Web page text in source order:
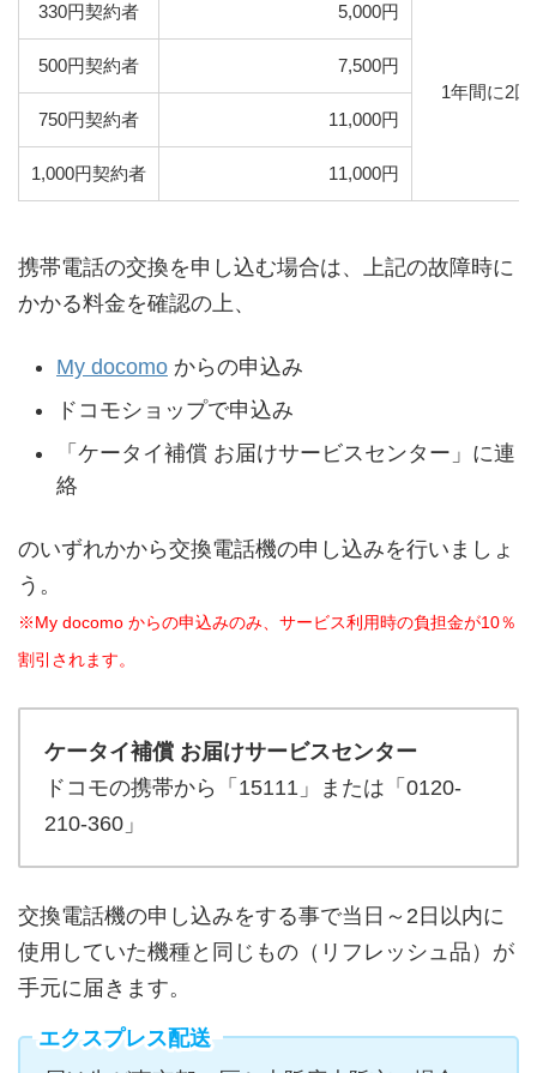
330円契約者 5,000円
1年間に2回
500円契約者 7,500円
750円契約者 11,000円
1,000円契約者 11,000円
携帯電話の交換を申し込む場合は、上記の故障時に
かかる料金を確認の上、
My docomo からの申込み
ドコモショップで申込み
「ケータイ補償 お届けサービスセンター」に連
絡
のいずれかから交換電話機の申し込みを行いましょ
う。
※My docomo からの申込みのみ、サービス利用時の負担金が10％
割引されます。
ケータイ補償 お届けサービスセンター
ドコモの携帯から「15111」または「0120-
210-360」
交換電話機の申し込みをする事で当日～2日以内に
使用していた機種と同じもの（リフレッシュ品）が
手元に届きます。
エクスプレス配送